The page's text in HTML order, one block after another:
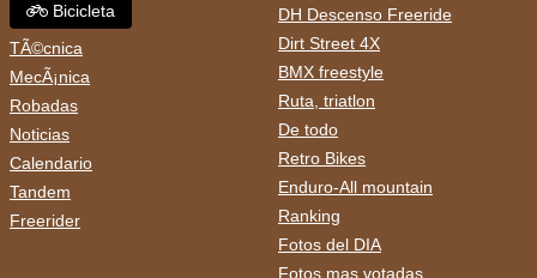
Bicicleta
TÃ©cnica
MecÃ¡nica
Robadas
Noticias
Calendario
Tandem
Freerider
DH Descenso Freeride
Dirt Street 4X
BMX freestyle
Ruta, triatlon
De todo
Retro Bikes
Enduro-All mountain
Ranking
Fotos del DIA
Fotos mas votadas